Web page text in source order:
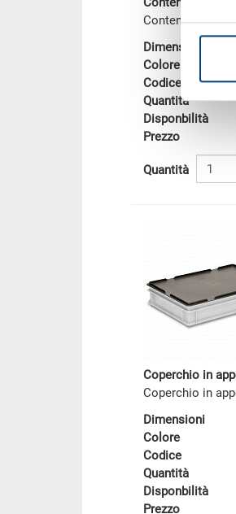
Contenitore
Dimensioni
Colore
Codice
Quantità
Disponbilità
Prezzo
Quantità
Coperchio in
Coperchio in
Dimensioni
Colore
Codice
Quantità
Disponbilità
Prezzo